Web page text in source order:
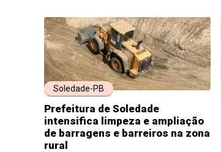
Soledade-PB
Prefeitura de Soledade
intensifica limpeza e ampliação
de barragens e barreiros na zona
rural